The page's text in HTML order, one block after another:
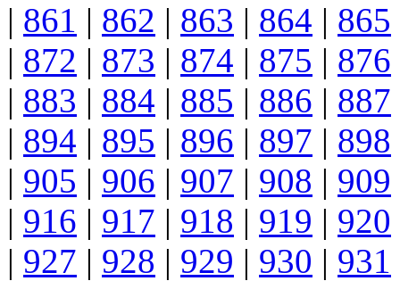
| 861 | 862 | 863 | 864 | 865
| 872 | 873 | 874 | 875 | 876
| 883 | 884 | 885 | 886 | 887
| 894 | 895 | 896 | 897 | 898
| 905 | 906 | 907 | 908 | 909
| 916 | 917 | 918 | 919 | 920
| 927 | 928 | 929 | 930 | 931